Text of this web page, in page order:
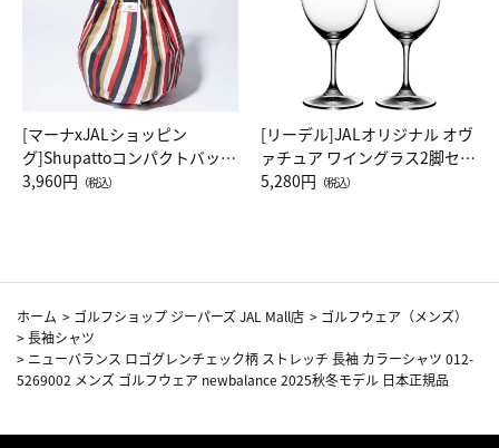
[マーナxJALショッピン
グ]Shupattoコンパクトバッグ
Drop JAL客室乗務員（LC）ス
3,960円 （税込）
[リーデル]JALオリジナル オヴ
ァチュア ワイングラス2脚セッ
ト（レッドワイン）
5,280円 （税込）
ホーム > ゴルフショップ ジーパーズ JAL Mall店 > ゴルフウェア（メンズ）
>長袖シャツ
> ニューバランス ロゴグレンチェック柄 ストレッチ 長袖 カラーシャツ 012-
5269002 メンズ ゴルフウェア newbalance 2025秋冬モデル 日本正規品